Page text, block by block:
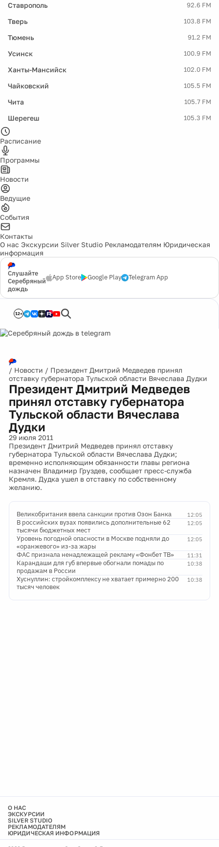
Ставрополь 92.6 FM
Тверь 103.8 FM
Тюмень 91.2 FM
Усинск 100.9 FM
Ханты-Мансийск 102.0 FM
Чайковский 105.5 FM
Чита 105.7 FM
Шерегеш 105.3 FM
Расписание
Программы
Новости
Ведущие
События
Контакты
О нас Экскурсии Silver Studio Рекламодателям Юридическая
информация
Слушайте
Серебряный
дождь
App Store Google Play Telegram App
12+
/ Новости / Президент Дмитрий Медведев принял
отставку губернатора Тульской области Вячеслава Дудки
Президент Дмитрий Медведев
принял отставку губернатора
Тульской области Вячеслава
Дудки
29 июля 2011
Президент Дмитрий Медведев принял отставку
губернатора Тульской области Вячеслава Дудки;
временно исполняющим обязанности главы региона
назначен Владимир Груздев, сообщает пресс-служба
Кремля. Дудка ушел в отставку по собственному
желанию.
12:05
Великобритания ввела санкции против Озон Банка
12:05
В российских вузах появились дополнительные 62
тысячи бюджетных мест
12:05
Уровень погодной опасности в Москве подняли до
«оранжевого» из-за жары
11:31
ФАС признала ненадлежащей рекламу «Фонбет ТВ»
10:38
Карандаши для губ впервые обогнали помады по
продажам в России
10:38
Хуснуллин: стройкомплексу не хватает примерно 200
тысяч человек
О НАС
ЭКСКУРСИИ
SILVER STUDIO
РЕКЛАМОДАТЕЛЯМ
ЮРИДИЧЕСКАЯ ИНФОРМАЦИЯ